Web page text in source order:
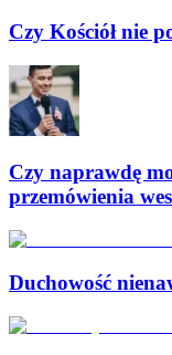
Czy Kościół nie
Czy naprawdę
przemówienia
Duchowość